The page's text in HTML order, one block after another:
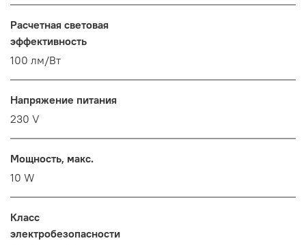
Расчетная световая
эффективность
100 лм/Вт
Напряжение питания
230 V
Мощность, макс.
10 W
Класс
электробезопасности